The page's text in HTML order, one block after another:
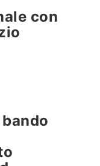
con